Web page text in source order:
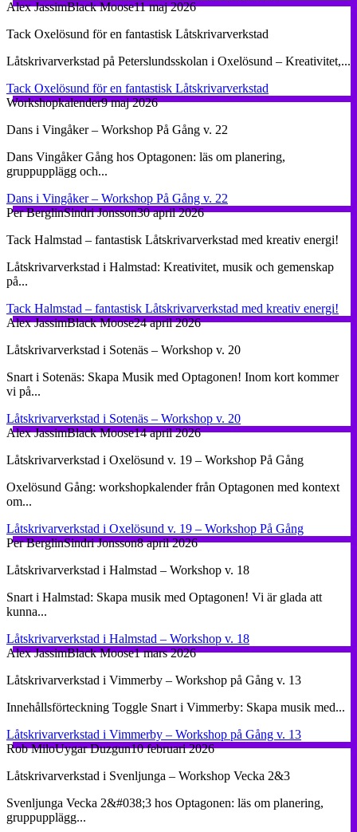
Alex JassimBlack Moose11 maj 2026
Tack Oxelösund för en fantastisk Låtskrivarverkstad
Låtskrivarverkstad på Peterslundsskolan i Oxelösund – Kreativitet,...
Tack Oxelösund för en fantastisk Låtskrivarverkstad
Workshopkalender9 maj 2026
Dans i Vingåker – Workshop På Gång v. 22
Dans Vingåker Gång hos Optagonen: läs om planering,
gruppupplägg och...
Dans i Vingåker – Workshop På Gång v. 22
Per BerglinSindri Jonsson30 april 2026
Tack Halmstad – fantastisk Låtskrivarverkstad med kreativ energi!
Låtskrivarverkstad i Halmstad: Kreativitet, musik och gemenskap
på...
Tack Halmstad – fantastisk Låtskrivarverkstad med kreativ energi!
Alex JassimBlack Moose24 april 2026
Låtskrivarverkstad i Sotenäs – Workshop v. 20
Snart i Sotenäs: Skapa Musik med Optagonen! Inom kort kommer
vi på...
Låtskrivarverkstad i Sotenäs – Workshop v. 20
Alex JassimBlack Moose14 april 2026
Låtskrivarverkstad i Oxelösund v. 19 – Workshop På Gång
Oxelösund Gång: workshopkalender från Optagonen med kontext
om...
Låtskrivarverkstad i Oxelösund v. 19 – Workshop På Gång
Per BerglinSindri Jonsson8 april 2026
Låtskrivarverkstad i Halmstad – Workshop v. 18
Snart i Halmstad: Skapa musik med Optagonen! Vi är glada att
kunna...
Låtskrivarverkstad i Halmstad – Workshop v. 18
Alex JassimBlack Moose1 mars 2026
Låtskrivarverkstad i Vimmerby – Workshop på Gång v. 13
Innehållsförteckning Toggle Snart i Vimmerby: Skapa musik med...
Låtskrivarverkstad i Vimmerby – Workshop på Gång v. 13
Rob MiloUygar Duzgun10 februari 2026
Låtskrivarverkstad i Svenljunga – Workshop Vecka 2&3
Svenljunga Vecka 2&#038;3 hos Optagonen: läs om planering,
gruppupplägg...